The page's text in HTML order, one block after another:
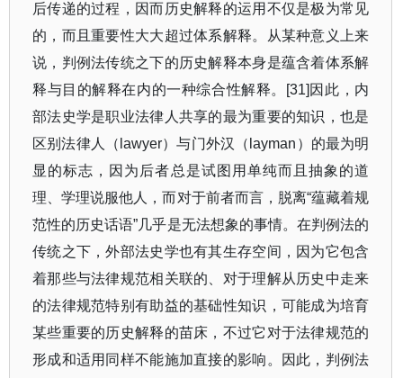
后传递的过程，因而历史解释的运用不仅是极为常见
的，而且重要性大大超过体系解释。从某种意义上来
说，判例法传统之下的历史解释本身是蕴含着体系解
释与目的解释在内的一种综合性解释。
[31] 因此，内
部法史学是职业法律人共享的最为重要的知识，也是
区别法律人（ lawyer）与门外汉（ layman ）的最为明
显的标志，因为后者总是试图用单纯而且抽象的道
理、学理说服他人，而对于前者而言，脱离“蕴藏着规
范性的历史话语”几乎是无法想象的事情。在判例法的
传统之下，外部法史学也有其生存空间，因为它包含
着那些与法律规范相关联的、对于理解从历史中走来
的法律规范特别有助益的基础性知识，可能成为培育
某些重要的历史解释的苗床，不过它对于法律规范的
形成和适用同样不能施加直接的影响。因此，判例法